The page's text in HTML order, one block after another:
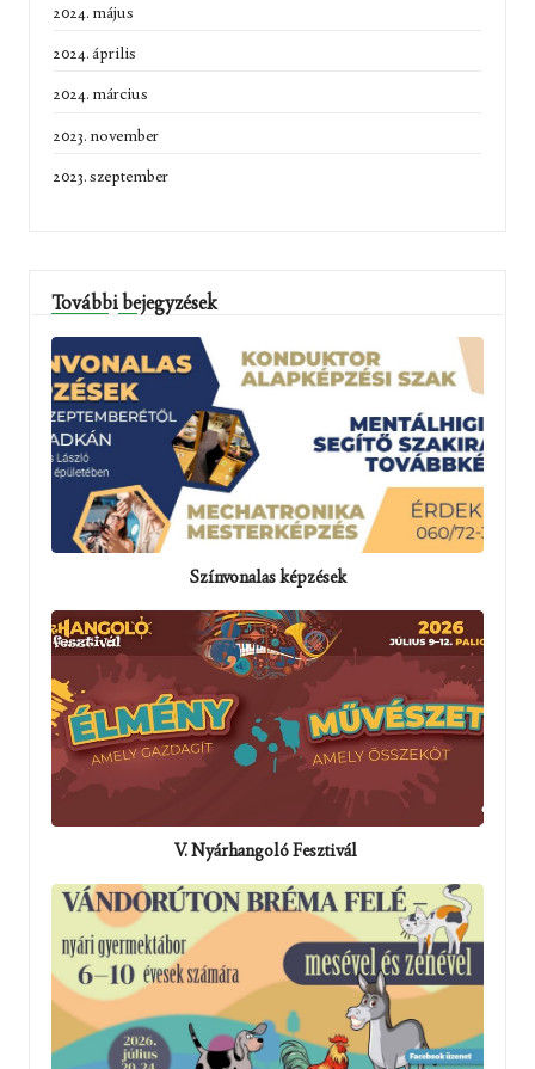
2024. május
2024. április
2024. március
2023. november
2023. szeptember
További bejegyzések
Színvonalas képzések
V. Nyárhangoló Fesztivál